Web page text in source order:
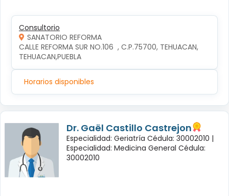
Consultorio
SANATORIO REFORMA
CALLE REFORMA SUR NO.106  , C.P.75700, TEHUACAN,
TEHUACAN,PUEBLA
Horarios disponibles
Dr. Gaël Castillo Castrejon
Especialidad: Geriatría Cédula: 30002010 |
Especialidad: Medicina General Cédula:
30002010